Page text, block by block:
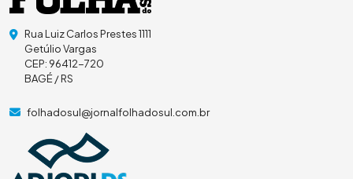
Rua Luiz Carlos Prestes 1111
Getúlio Vargas
CEP: 96412-720
BAGÉ / RS
folhadosul@jornalfolhadosul.com.br